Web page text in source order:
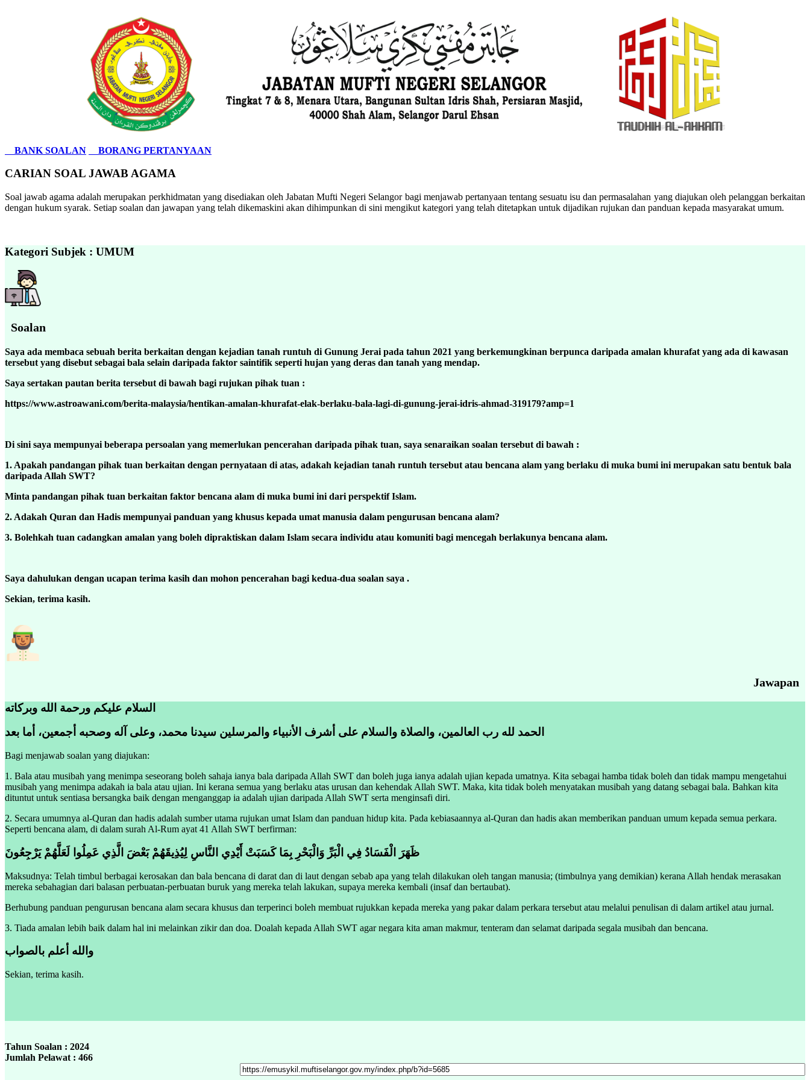
BANK SOALAN BORANG PERTANYAAN
CARIAN SOAL JAWAB AGAMA
Soal jawab agama adalah merupakan perkhidmatan yang disediakan oleh Jabatan Mufti Negeri Selangor bagi menjawab pertanyaan tentang sesuatu isu dan permasalahan yang diajukan oleh pelanggan berkaitan
dengan hukum syarak. Setiap soalan dan jawapan yang telah dikemaskini akan dihimpunkan di sini mengikut kategori yang telah ditetapkan untuk dijadikan rujukan dan panduan kepada masyarakat umum.
Kategori Subjek : UMUM
Soalan
Saya ada membaca sebuah berita berkaitan dengan kejadian tanah runtuh di Gunung Jerai pada tahun 2021 yang berkemungkinan berpunca daripada amalan khurafat yang ada di kawasan
tersebut yang disebut sebagai bala selain daripada faktor saintifik seperti hujan yang deras dan tanah yang mendap.
Saya sertakan pautan berita tersebut di bawah bagi rujukan pihak tuan :
https://www.astroawani.com/berita-malaysia/hentikan-amalan-khurafat-elak-berlaku-bala-lagi-di-gunung-jerai-idris-ahmad-319179?amp=1
Di sini saya mempunyai beberapa persoalan yang memerlukan pencerahan daripada pihak tuan, saya senaraikan soalan tersebut di bawah :
1. Apakah pandangan pihak tuan berkaitan dengan pernyataan di atas, adakah kejadian tanah runtuh tersebut atau bencana alam yang berlaku di muka bumi ini merupakan satu bentuk bala
daripada Allah SWT?
Minta pandangan pihak tuan berkaitan faktor bencana alam di muka bumi ini dari perspektif Islam.
2. ⁠Adakah Quran dan Hadis mempunyai panduan yang khusus kepada umat manusia dalam pengurusan bencana alam?
3. Bolehkah tuan cadangkan amalan yang boleh dipraktiskan dalam Islam secara individu atau komuniti bagi mencegah berlakunya bencana alam.
Saya dahulukan dengan ucapan terima kasih dan mohon pencerahan bagi kedua-dua soalan saya .
Sekian, terima kasih.
Jawapan
السلام عليكم ورحمة الله وبركاته
الحمد لله رب العالمين، والصلاة والسلام على أشرف الأنبياء والمرسلين سيدنا محمد، وعلى آله وصحبه أجمعين، أما بعد
Bagi menjawab soalan yang diajukan:
1. Bala atau musibah yang menimpa seseorang boleh sahaja ianya bala daripada Allah SWT dan boleh juga ianya adalah ujian kepada umatnya. Kita sebagai hamba tidak boleh dan tidak mampu mengetahui
musibah yang menimpa adakah ia bala atau ujian. Ini kerana semua yang berlaku atas urusan dan kehendak Allah SWT. Maka, kita tidak boleh menyatakan musibah yang datang sebagai bala. Bahkan kita
dituntut untuk sentiasa bersangka baik dengan menganggap ia adalah ujian daripada Allah SWT serta menginsafi diri.
2. Secara umumnya al-Quran dan hadis adalah sumber utama rujukan umat Islam dan panduan hidup kita. Pada kebiasaannya al-Quran dan hadis akan memberikan panduan umum kepada semua perkara.
Seperti bencana alam, di dalam surah Al-Rum ayat 41 Allah SWT berfirman:
Maksudnya: Telah timbul berbagai kerosakan dan bala bencana di darat dan di laut dengan sebab apa yang telah dilakukan oleh tangan manusia; (timbulnya yang demikian) kerana Allah hendak merasakan
mereka sebahagian dari balasan perbuatan-perbuatan buruk yang mereka telah lakukan, supaya mereka kembali (insaf dan bertaubat).
Berhubung panduan pengurusan bencana alam secara khusus dan terperinci boleh membuat rujukkan kepada mereka yang pakar dalam perkara tersebut atau melalui penulisan di dalam artikel atau jurnal.
3. Tiada amalan lebih baik dalam hal ini melainkan zikir dan doa. Doalah kepada Allah SWT agar negara kita aman makmur, tenteram dan selamat daripada segala musibah dan bencana.
والله أعلم بالصواب
Sekian, terima kasih.
Tahun Soalan : 2024
Jumlah Pelawat : 466